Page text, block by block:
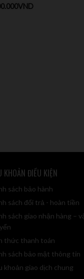
VND
KHOẢN ĐIỀU KIỆN
sách bảo hành
sách đổi trả - hoàn tiền
sách giao nhận hàng –
thức thanh toán
sách bảo mật thông tin
khoản giao dịch chung